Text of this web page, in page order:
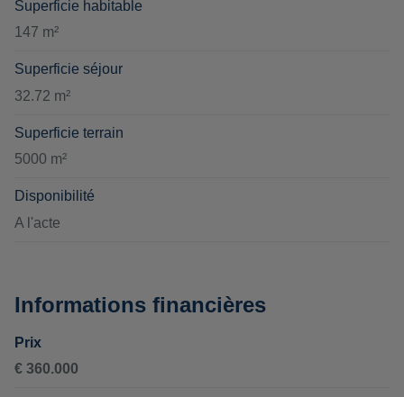
Superficie habitable
147 m²
Superficie séjour
32.72 m²
Superficie terrain
5000 m²
Disponibilité
A l'acte
Informations financières
Prix
€ 360.000